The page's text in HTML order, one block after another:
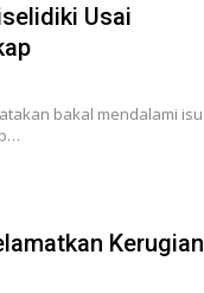
Usai
bakal mendalami isu
Kerugian